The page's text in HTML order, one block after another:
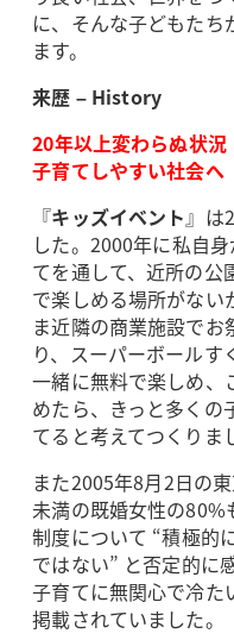
に、そんな子どもた
ます。
来歴 – History
20年以上変わらぬ状況
子育てしやすい社会へ
『キッズイベント 』は
した。2000年に私自
てを通して、近所の公
で楽しめる場所がない
ま近隣の商業施設で
り、スーパーボールす
一緒に無料で楽しめ、
めたら、きっと多くの
てると考えてつくりま
また2005年8月2日の
未満の既婚女性の
制度について “積極的
ではない” と否定的に
子育てに無関心で冷た
掲載されていました。